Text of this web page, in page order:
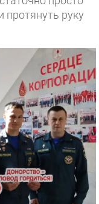
протянуть руку